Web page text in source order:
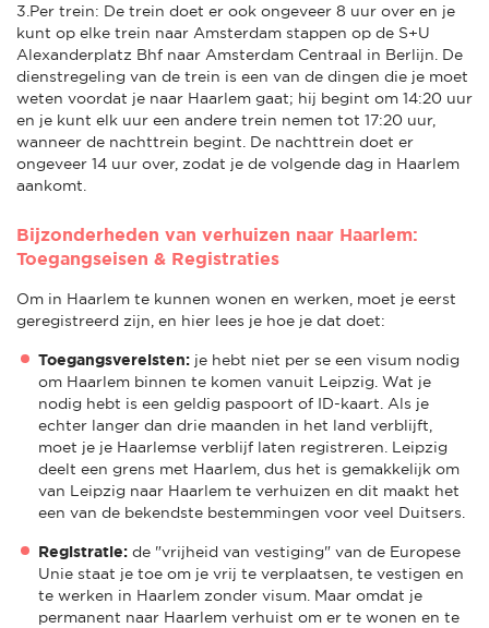
3.Per trein: De trein doet er ook ongeveer 8 uur over en je
kunt op elke trein naar Amsterdam stappen op de S+U
Alexanderplatz Bhf naar Amsterdam Centraal in Berlijn. De
dienstregeling van de trein is een van de dingen die je moet
weten voordat je naar Haarlem gaat; hij begint om 14:20 uur
en je kunt elk uur een andere trein nemen tot 17:20 uur,
wanneer de nachttrein begint. De nachttrein doet er
ongeveer 14 uur over, zodat je de volgende dag in Haarlem
aankomt.
Bijzonderheden van verhuizen naar Haarlem:
Toegangseisen & Registraties
Om in Haarlem te kunnen wonen en werken, moet je eerst
geregistreerd zijn, en hier lees je hoe je dat doet:
Toegangsvereisten: je hebt niet per se een visum nodig
om Haarlem binnen te komen vanuit Leipzig. Wat je
nodig hebt is een geldig paspoort of ID-kaart. Als je
echter langer dan drie maanden in het land verblijft,
moet je je Haarlemse verblijf laten registreren. Leipzig
deelt een grens met Haarlem, dus het is gemakkelijk om
van Leipzig naar Haarlem te verhuizen en dit maakt het
een van de bekendste bestemmingen voor veel Duitsers.
Registratie: de "vrijheid van vestiging" van de Europese
Unie staat je toe om je vrij te verplaatsen, te vestigen en
te werken in Haarlem zonder visum. Maar omdat je
permanent naar Haarlem verhuist om er te wonen en te